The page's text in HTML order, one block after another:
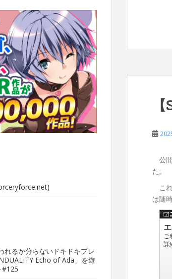
公
た。
こ
は随
れるか分らないドキドキプレ
Echo of Ada」を遊
#125